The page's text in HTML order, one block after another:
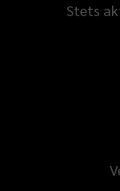
Stets